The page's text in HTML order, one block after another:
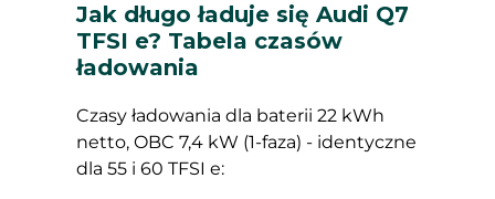
Jak długo ładuje się Audi Q7
TFSI e? Tabela czasów
ładowania
Czasy ładowania dla baterii 22 kWh
netto, OBC 7,4 kW (1-faza) - identyczne
dla 55 i 60 TFSI e: